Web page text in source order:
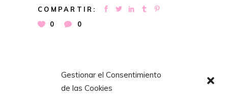
Gestionar el Consentimiento
de las Cookies
COMPARTIR:
0
0
15
ABR ‘21